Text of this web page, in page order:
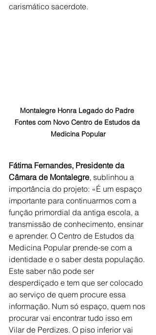
carismático sacerdote.
Montalegre Honra Legado do Padre
Fontes com Novo Centro de Estudos da
Medicina Popular
Fátima Fernandes, Presidente da
Câmara de Montalegre, sublinhou a
importância do projeto: «É um espaço
importante para continuarmos com a
função primordial da antiga escola, a
transmissão de conhecimento, ensinar
e aprender. O Centro de Estudos da
Medicina Popular prende-se com a
identidade e o saber desta população.
Este saber não pode ser
desperdiçado e tem que ser colocado
ao serviço de quem procure essa
informação. Num só espaço, quem nos
procurar vai encontrar tudo isso em
Vilar de Perdizes. O piso inferior vai